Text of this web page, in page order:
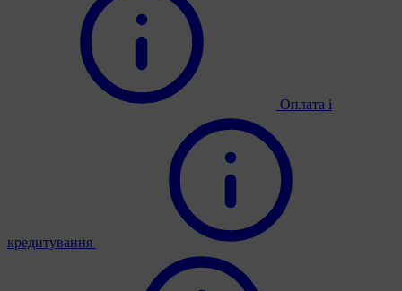
Оплата і
кредитування